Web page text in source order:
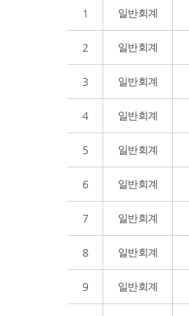
1 일반회계
2 일반회계
3 일반회계
4 일반회계
5 일반회계
6 일반회계
7 일반회계
8 일반회계
9 일반회계